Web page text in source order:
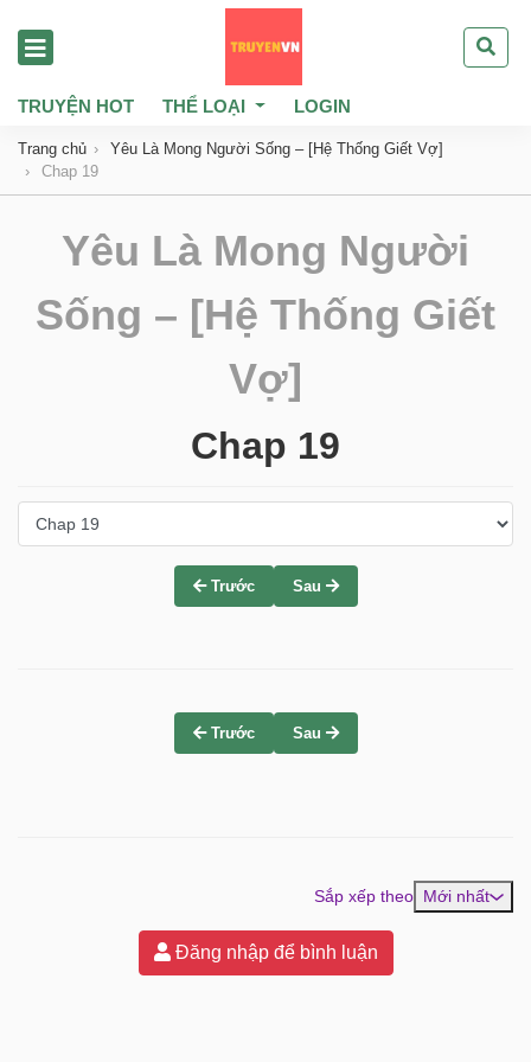
TRUYỆN HOT THỂ LOẠI LOGIN
Trang chủ
Yêu Là Mong Người Sống – [Hệ Thống Giết Vợ]
Chap 19
Yêu Là Mong Người
Sống – [Hệ Thống Giết
Vợ]
Chap 19
Trước Sau
Trước Sau
Sắp xếp theo Mới nhất
Đăng nhập để bình luận